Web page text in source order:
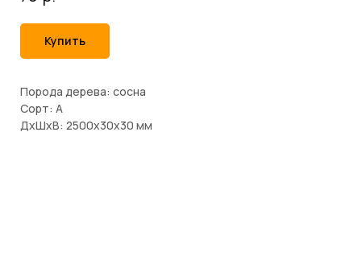
Купить
Порода дерева: сосна
Сорт: А
ДxШxВ: 2500x30x30 мм